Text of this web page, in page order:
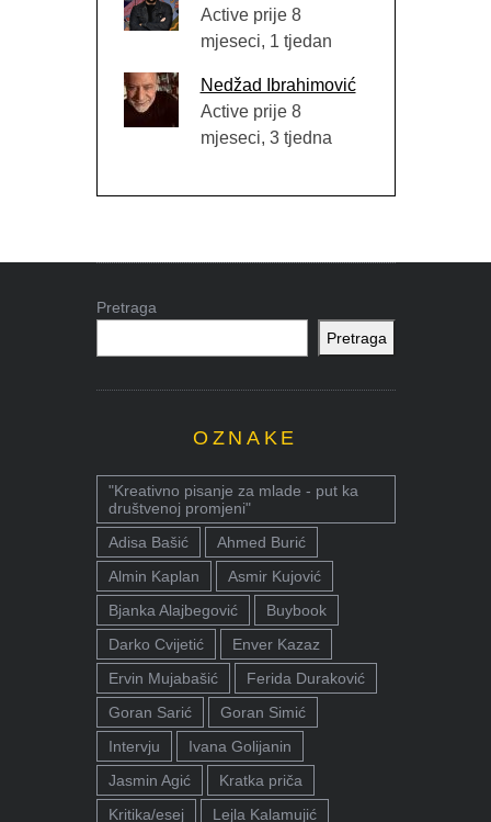
Active prije 8
mjeseci, 1 tjedan
Nedžad Ibrahimović
Active prije 8
mjeseci, 3 tjedna
Pretraga
Pretraga
OZNAKE
"Kreativno pisanje za mlade - put ka
društvenoj promjeni"
Adisa Bašić
Ahmed Burić
Almin Kaplan
Asmir Kujović
Bjanka Alajbegović
Buybook
Darko Cvijetić
Enver Kazaz
Ervin Mujabašić
Ferida Duraković
Goran Sarić
Goran Simić
Intervju
Ivana Golijanin
Jasmin Agić
Kratka priča
Kritika/esej
Lejla Kalamujić